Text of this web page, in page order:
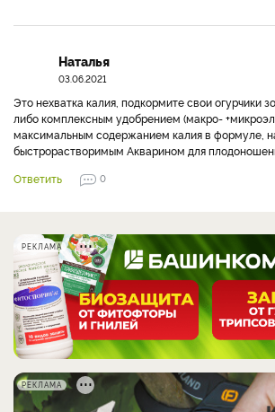
Наталья
03.06.2021
Это нехватка калия, подкормите свои огурчики
либо комплексным удобрением (макро-
максимальным содержанием калия в формуле,
быстрорастворимым Акварином для
Ответить
0
РЕКЛАМА
РЕКЛАМА